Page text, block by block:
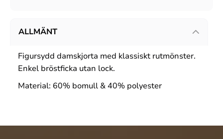
ALLMÄNT
Figursydd damskjorta med klassiskt rutmönster.
Enkel bröstficka utan lock.
Material: 60% bomull & 40% polyester